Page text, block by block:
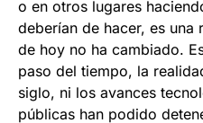
o en otros lugares
deberían de hacer, es una
de hoy no ha cambiado.
paso del tiempo, la
siglo, ni los avances
públicas han podido